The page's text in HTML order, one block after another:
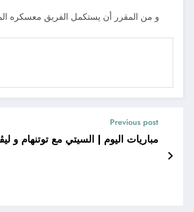
و من المقرر أن يستكمل الفريق معسكره
Previous post
مباريات اليوم | السيتي مع توتنهام و